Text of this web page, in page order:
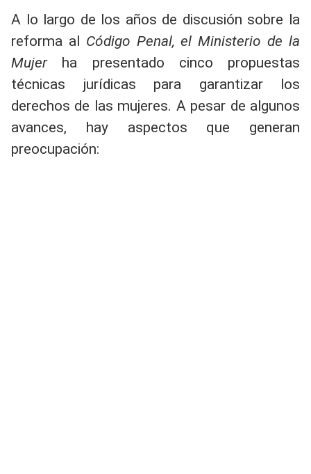
A lo largo de los años de discusión sobre la
reforma al Código Penal, el Ministerio de la
Mujerha presentado cinco propuestas
técnicas jurídicas para garantizar los
derechos de las mujeres. A pesar de algunos
avances, hay aspectos que generan
preocupación: